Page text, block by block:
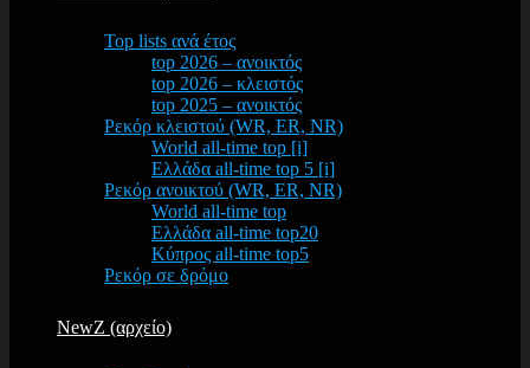
Top lists ανά έτος
top 2026 – ανοικτός
top 2026 – κλειστός
top 2025 – ανοικτός
Ρεκόρ κλειστού (WR, ER, NR)
World all-time top [i]
Ελλάδα all-time top 5 [i]
Ρεκόρ ανοικτού (WR, ER, NR)
World all-time top
Ελλάδα all-time top20
Κύπρος all-time top5
Ρεκόρ σε δρόμο
NewZ (αρχείο)